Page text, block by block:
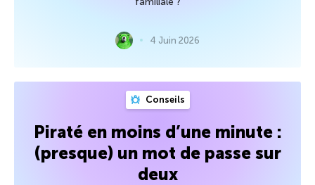
4 Juin 2026
Conseils
Piraté en moins d’une minute :
(presque) un mot de passe sur
deux